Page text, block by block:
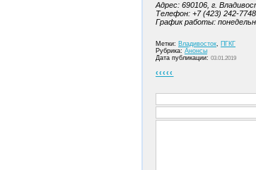
Адрес: 690106, г.
Телефон: +7 (423) 242-7748
График работы:
Метки: Владивосток, ПГКГ
Рубрика: Анонсы
Дата публикации: 03.01.2019
‹‹‹‹‹